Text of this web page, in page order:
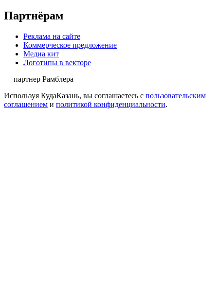
Партнёрам
Реклама на сайте
Коммерческое предложение
Медиа кит
Логотипы в векторе
— партнер Рамблера
Используя КудаКазань, вы соглашаетесь с пользовательским
соглашением и политикой конфиденциальности.